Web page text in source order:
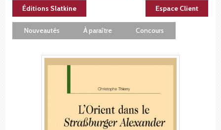
Éditions Slatkine Espace Client
Nouveautés À paraître Concours